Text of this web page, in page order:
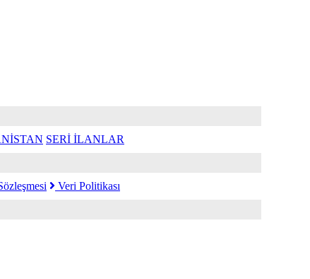
SERİ İLANLAR
Veri Politikası